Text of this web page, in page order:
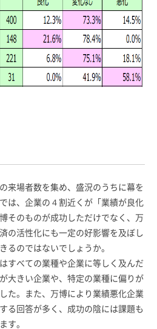
来場者数を集め、盛況のうちに幕を
は、企業の４割近くが「業績が良化
そのものが成功しただけでなく、万
の活性化にも一定の好影響を及ぼし
るのではないでしょうか。
すべての業種や企業に等しく及んだ
大きい企業や、特定の業種に偏りが
た。また、万博により業績悪化企業
る回答が多く、成功の陰には課題も
す。